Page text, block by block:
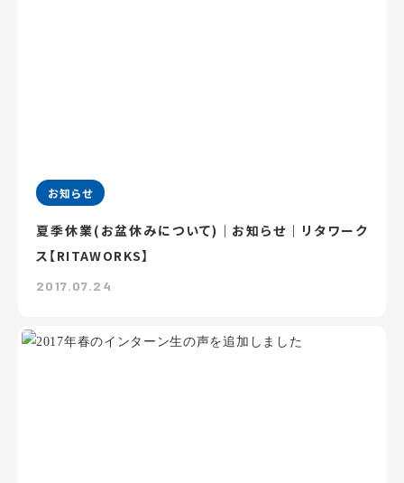
お知らせ
夏季休業(お盆休みについて)｜お知らせ｜リタワーク
ス【RITAWORKS】
2017.07.24